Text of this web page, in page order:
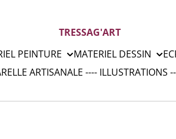
TRESSAG'ART
PEINTURE MATERIEL DESSIN
ARTISANALE ---- ILLUSTRATIONS --